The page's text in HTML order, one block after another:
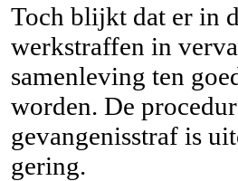
Toch blijkt dat er in
werkstraffen in
samenleving ten
worden. De
gevangenisstraf is
gering.